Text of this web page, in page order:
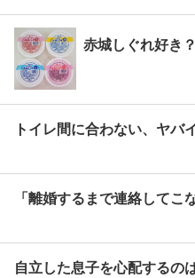
赤城しぐれ好き？
トイレ間に合わない、ヤバ
「離婚するまで連絡してこ
自立した息子を心配するの